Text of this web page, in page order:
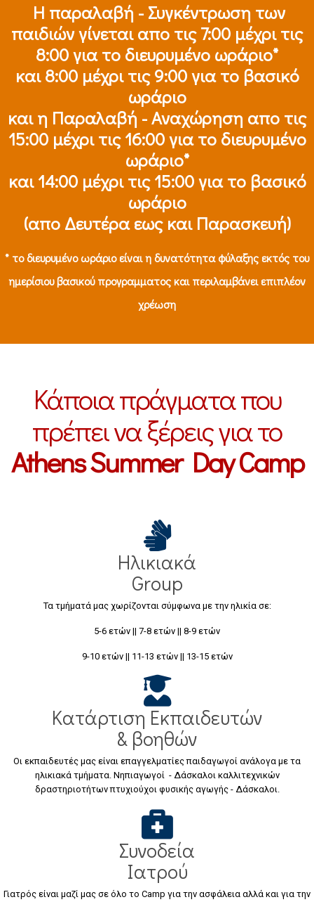
Η παραλαβή - Συγκέντρωση των
παιδιών γίνεται απο τις 7:00 μέχρι τις
8:00 για το διευρυμένο ωράριο*
και 8:00 μέχρι τις 9:00 για το βασικό
ωράριο
και η Παραλαβή - Αναχώρηση απο τις
15:00 μέχρι τις 16:00 για το διευρυμένο
ωράριο*
και 14:00 μέχρι τις 15:00 για το βασικό
ωράριο
(απο Δευτέρα εως και Παρασκευή)
* το διευρυμένο ωράριο είναι η δυνατότητα φύλαξης εκτός του
ημερίσιου βασικού προγραμματος και περιλαμβάνει επιπλέον
χρέωση
Κάποια πράγματα που
πρέπει να ξέρεις για το
Athens Summer Day Camp
Ηλικιακά
Group
Τα τμήματά μας χωρίζονται σύμφωνα με την ηλικία σε:
5-6 ετών || 7-8 ετών || 8-9 ετών
9-10 ετών || 11-13 ετών || 13-15 ετών
Κατάρτιση Εκπαιδευτών
& βοηθών
Οι εκπαιδευτές μας είναι επαγγελματίες παιδαγωγοί ανάλογα με τα
ηλικιακά τμήματα. Νηπιαγωγοί - Δάσκαλοι καλλιτεχνικών
δραστηριοτήτων πτυχιούχοι φυσικής αγωγής - Δάσκαλοι.
Συνοδεία
Ιατρού
Γιατρός είναι μαζί μας σε όλο το Camp για την ασφάλεια αλλά και για την